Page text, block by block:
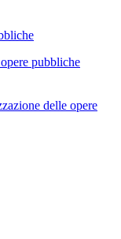
pubbliche
delle opere